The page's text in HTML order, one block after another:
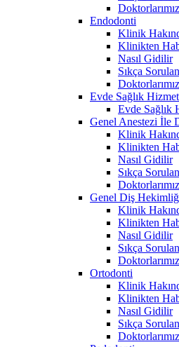
Doktorlarımız
Endodonti
Klinik
Klinikten
Nasıl Gidilir
Sıkça
Doktorlarımız
Evde Sağlık
Evde Sağlık
Genel Anestezi İle
Klinik
Klinikten
Nasıl Gidilir
Sıkça
Doktorlarımız
Genel Diş
Klinik
Klinikten
Nasıl Gidilir
Sıkça
Doktorlarımız
Ortodonti
Klinik
Klinikten
Nasıl Gidilir
Sıkça
Doktorlarımız